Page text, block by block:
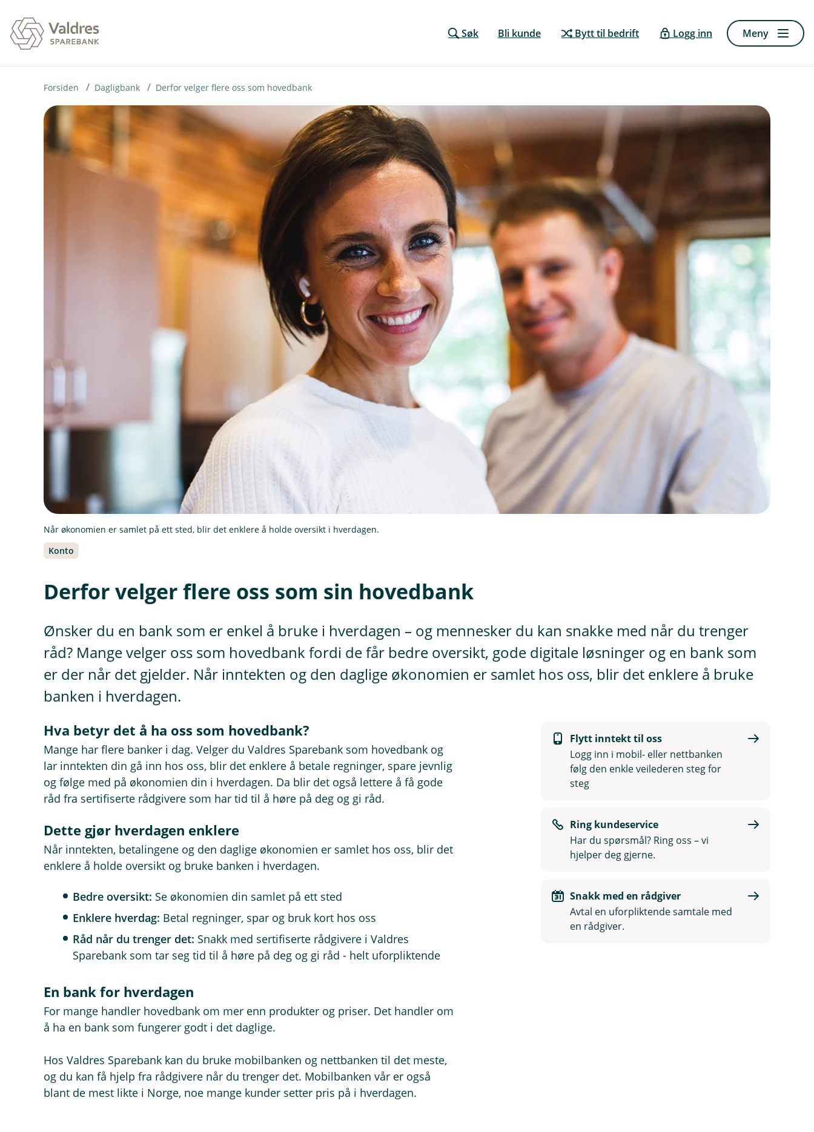
Søk Bli kunde Bytt til bedrift Logg inn Meny
Forsiden Dagligbank Derfor velger flere oss som hovedbank
Når økonomien er samlet på ett sted, blir det enklere å holde oversikt i hverdagen.
Konto
Derfor velger flere oss som sin hovedbank
Ønsker du en bank som er enkel å bruke i hverdagen – og mennesker du kan snakke med når du trenger
råd? Mange velger oss som hovedbank fordi de får bedre oversikt, gode digitale løsninger og en bank som
er der når det gjelder. Når inntekten og den daglige økonomien er samlet hos oss, blir det enklere å bruke
banken i hverdagen.
Hva betyr det å ha oss som hovedbank?
Mange har flere banker i dag. Velger du Valdres Sparebank som hovedbank og
lar inntekten din gå inn hos oss, blir det enklere å betale regninger, spare jevnlig
og følge med på økonomien din i hverdagen. Da blir det også lettere å få gode
råd fra sertifiserte rådgivere som har tid til å høre på deg og gi råd.
Dette gjør hverdagen enklere
Når inntekten, betalingene og den daglige økonomien er samlet hos oss, blir det
enklere å holde oversikt og bruke banken i hverdagen.
Bedre oversikt: Se økonomien din samlet på ett sted
Enklere hverdag: Betal regninger, spar og bruk kort hos oss
Råd når du trenger det: Snakk med sertifiserte rådgivere i Valdres
Sparebank som tar seg tid til å høre på deg og gi råd - helt uforpliktende
En bank for hverdagen
For mange handler hovedbank om mer enn produkter og priser. Det handler om
å ha en bank som fungerer godt i det daglige.
Hos Valdres Sparebank kan du bruke mobilbanken og nettbanken til det meste,
og du kan få hjelp fra rådgivere når du trenger det. Mobilbanken vår er også
blant de mest likte i Norge, noe mange kunder setter pris på i hverdagen.
Flytt inntekt til oss
Logg inn i mobil- eller nettbanken
følg den enkle veilederen steg for
steg
Ring kundeservice
Har du spørsmål? Ring oss – vi
hjelper deg gjerne.
Snakk med en rådgiver
Avtal en uforpliktende samtale med
en rådgiver.